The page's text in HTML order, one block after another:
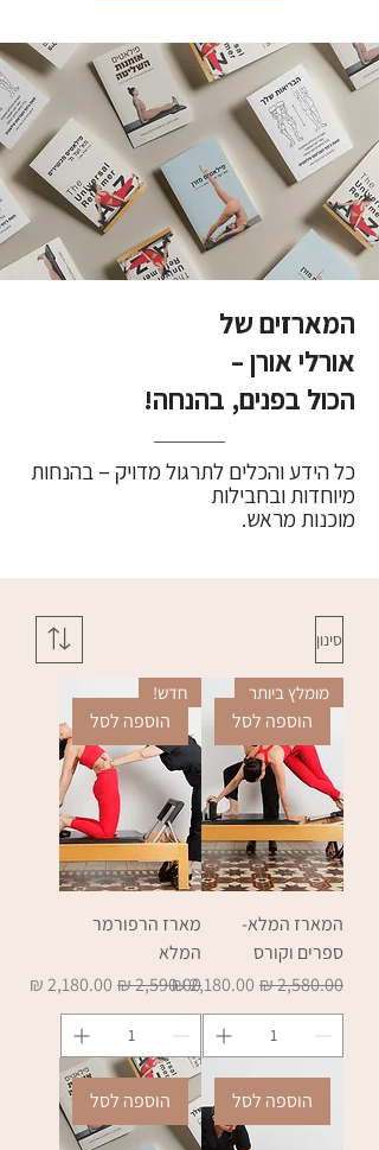
המארזים של
אורלי אורן –
הכול בפנים, בהנחה!
כל הידע והכלים לתרגול מדויק – בהנחות
מיוחדות ובחבילות
מוכנות מראש.
סינון
הוספה לסל
מומלץ ביותר
המארז המלא-
ספרים וקורס
מחיר רגיל
מחיר מבצע
הוספה לסל
חדש!
מארז הרפורמר
המלא
מחיר רגיל
מחיר מבצע
הוספה לסל הוספה לסל